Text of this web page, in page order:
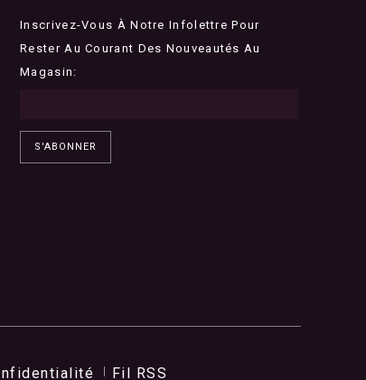
Inscrivez-Vous À Notre Infolettre Pour
Rester Au Courant Des Nouveautés Au
Magasin:
S'ABONNER
Fil RSS